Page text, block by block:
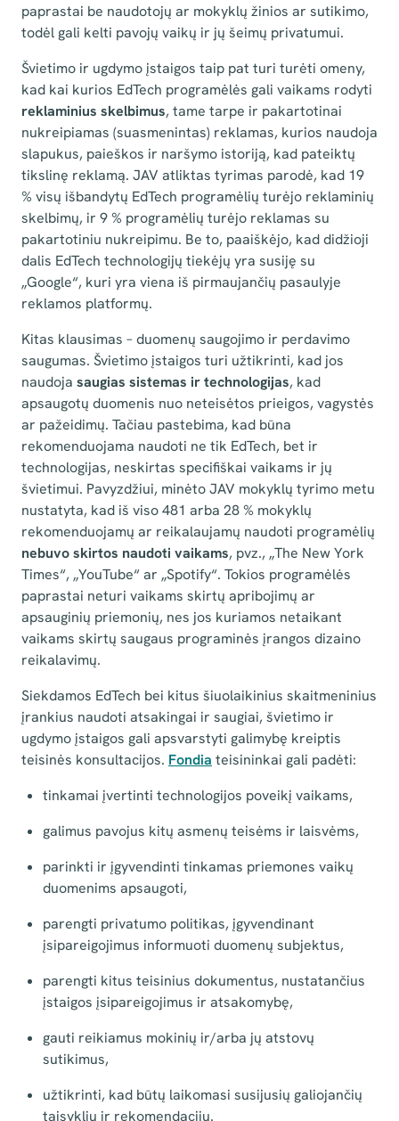
paprastai be naudotojų ar mokyklų žinios ar sutikimo,
todėl gali kelti pavojų vaikų ir jų šeimų privatumui.
Švietimo ir ugdymo įstaigos taip pat turi turėti omeny,
kad kai kurios EdTech programėlės gali vaikams rodyti
reklaminius skelbimus, tame tarpe ir pakartotinai
nukreipiamas (suasmenintas) reklamas, kurios naudoja
slapukus, paieškos ir naršymo istoriją, kad pateiktų
tikslinę reklamą. JAV atliktas tyrimas parodė, kad 19
% visų išbandytų EdTech programėlių turėjo reklaminių
skelbimų, ir 9 % programėlių turėjo reklamas su
pakartotiniu nukreipimu. Be to, paaiškėjo, kad didžioji
dalis EdTech technologijų tiekėjų yra susiję su
„Google“, kuri yra viena iš pirmaujančių pasaulyje
reklamos platformų.
Kitas klausimas – duomenų saugojimo ir perdavimo
saugumas. Švietimo įstaigos turi užtikrinti, kad jos
naudoja saugias sistemas ir technologijas, kad
apsaugotų duomenis nuo neteisėtos prieigos, vagystės
ar pažeidimų. Tačiau pastebima, kad būna
rekomenduojama naudoti ne tik EdTech, bet ir
technologijas, neskirtas specifiškai vaikams ir jų
švietimui. Pavyzdžiui, minėto JAV mokyklų tyrimo metu
nustatyta, kad iš viso 481 arba 28 % mokyklų
rekomenduojamų ar reikalaujamų naudoti programėlių
nebuvo skirtos naudoti vaikams, pvz., „The New York
Times“, „YouTube“ ar „Spotify“. Tokios programėlės
paprastai neturi vaikams skirtų apribojimų ar
apsauginių priemonių, nes jos kuriamos netaikant
vaikams skirtų saugaus programinės įrangos dizaino
reikalavimų.
Siekdamos EdTech bei kitus šiuolaikinius skaitmeninius
įrankius naudoti atsakingai ir saugiai, švietimo ir
ugdymo įstaigos gali apsvarstyti galimybę kreiptis
teisinės konsultacijos. Fondia teisininkai gali padėti:
tinkamai įvertinti technologijos poveikį vaikams,
galimus pavojus kitų asmenų teisėms ir laisvėms,
parinkti ir įgyvendinti tinkamas priemones vaikų
duomenims apsaugoti,
parengti privatumo politikas, įgyvendinant
įsipareigojimus informuoti duomenų subjektus,
parengti kitus teisinius dokumentus, nustatančius
įstaigos įsipareigojimus ir atsakomybę,
gauti reikiamus mokinių ir/arba jų atstovų
sutikimus,
užtikrinti, kad būtų laikomasi susijusių galiojančių
taisyklių ir rekomendacijų.